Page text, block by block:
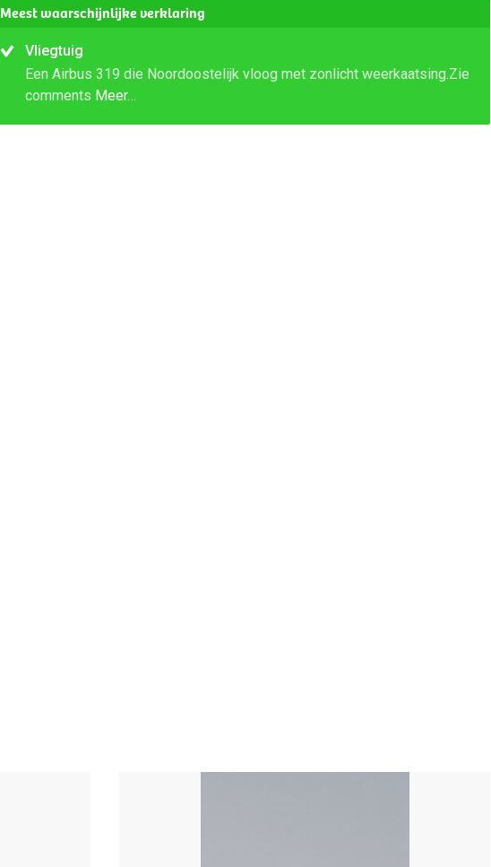
Meest waarschijnlijke verklaring
Vliegtuig
Een Airbus 319 die Noordoostelijk vloog met zonlicht weerkaatsing.Zie
comments Meer…